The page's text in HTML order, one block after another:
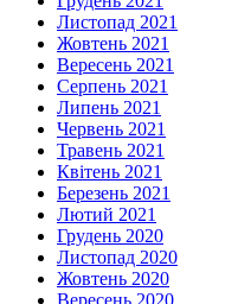
Листопад 2021
Жовтень 2021
Вересень 2021
Серпень 2021
Липень 2021
Червень 2021
Травень 2021
Квітень 2021
Березень 2021
Лютий 2021
Грудень 2020
Листопад 2020
Жовтень 2020